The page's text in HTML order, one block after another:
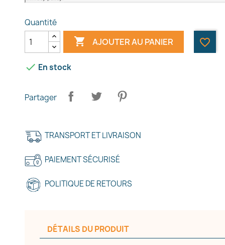
Quantité
 AJOUTER AU PANIER favorite_border
 En stock
Partager
TRANSPORT ET LIVRAISON
PAIEMENT SÉCURISÉ
POLITIQUE DE RETOURS
DÉTAILS DU PRODUIT